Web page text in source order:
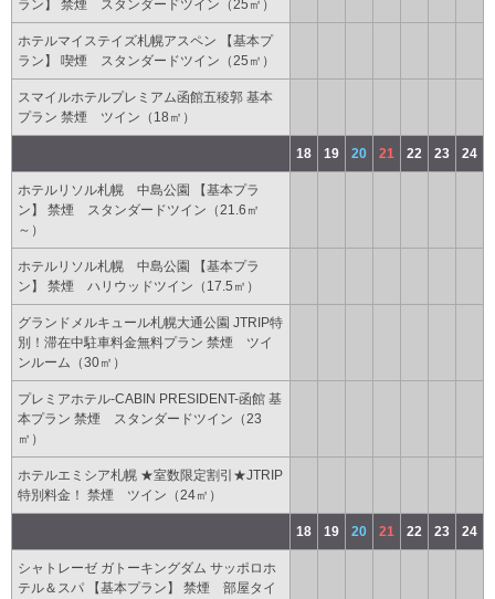
ラン】 禁煙 スタンダードツイン（25㎡）
ホテルマイステイズ札幌アスペン 【基本プ
ラン】 喫煙 スタンダードツイン（25㎡）
スマイルホテルプレミアム函館五稜郭 基本
プラン 禁煙 ツイン（18㎡）
18 19 20 21 22 23 24
ホテルリソル札幌 中島公園 【基本プラ
ン】 禁煙 スタンダードツイン（21.6㎡
～）
ホテルリソル札幌 中島公園 【基本プラ
ン】 禁煙 ハリウッドツイン（17.5㎡）
グランドメルキュール札幌大通公園 JTRIP特
別！滞在中駐車料金無料プラン 禁煙 ツイ
ンルーム（30㎡）
プレミアホテル-CABIN PRESIDENT-函館 基
本プラン 禁煙 スタンダードツイン（23
㎡）
ホテルエミシア札幌 ★室数限定割引★JTRIP
特別料金！ 禁煙 ツイン（24㎡）
18 19 20 21 22 23 24
シャトレーゼ ガトーキングダム サッポロホ
テル＆スパ 【基本プラン】 禁煙 部屋タイ